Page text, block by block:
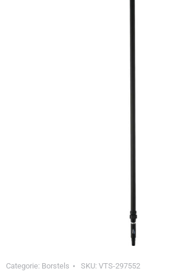
Categorie: Borstels SKU: VTS-297552